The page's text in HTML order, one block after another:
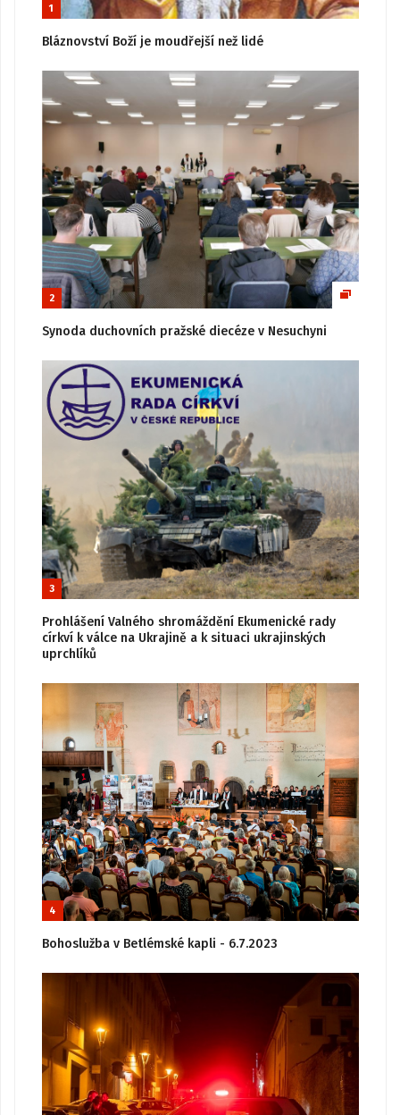
1
Bláznovství Boží je moudřejší než lidé
2
Synoda duchovních pražské diecéze v Nesuchyni
3
Prohlášení Valného shromáždění Ekumenické rady
církví k válce na Ukrajině a k situaci ukrajinských
uprchlíků
4
Bohoslužba v Betlémské kapli - 6.7.2023